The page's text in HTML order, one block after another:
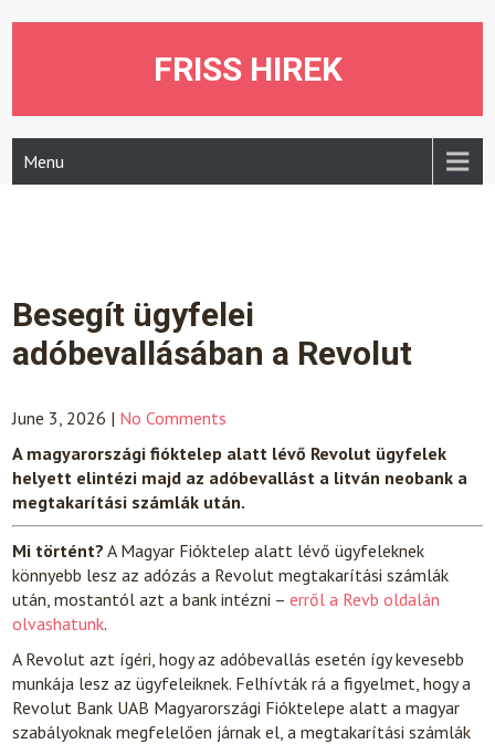
FRISS HIREK
Menu
Besegít ügyfelei
adóbevallásában a Revolut
June 3, 2026 | No Comments
A magyarországi fióktelep alatt lévő Revolut ügyfelek
helyett elintézi majd az adóbevallást a litván neobank a
megtakarítási számlák után.
Mi történt? A Magyar Fióktelep alatt lévő ügyfeleknek
könnyebb lesz az adózás a Revolut megtakarítási számlák
után, mostantól azt a bank intézni –erről a Revb oldalán
olvashatunk.
A Revolut azt ígéri, hogy az adóbevallás esetén így kevesebb
munkája lesz az ügyfeleiknek. Felhívták rá a figyelmet, hogy a
Revolut Bank UAB Magyarországi Fióktelepe alatt a magyar
szabályoknak megfelelően járnak el, a megtakarítási számlák